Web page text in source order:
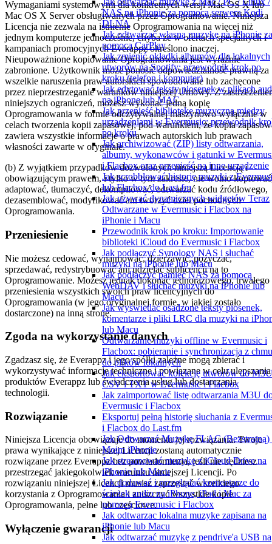
NAS na iPhonie za pomocą serwera Kodi
DLNA
Jak odtwarzać własną muzykę na iPhonie za
pomocą CarPlay
Jak zmienić okładki albumów dla lokalnych
utworów na Spotify: przewodnik krok po
kroku (telefon i komputer)
Jak edytować teksty piosenek w plikach
na iPhone lub MAC
Jak przenieść bibliotekę muzyczną między
urządzeniami w Evermusic: przewodnik
po kroku
Jak archiwizować (ZIP) listy odtwarzania,
albumy, wykonawców i gatunki w
i Flacbox oraz przenieść na inne urządzenie
Jak scrobblować historię muzyki z
lub Flacbox do Last.fm
Jak używać dynamicznych widgetów Teraz
Odtwarzane w Evermusic i Flacbox na
iPhonie i Macu
Przewodnik krok po kroku: Importowanie
biblioteki iCloud do Evermusic i Flacbox
Jak podłączyć Synology NAS i słuchać
muzyki na iPhonie lub Macu
Jak podłączyć pamięć NAS za pomocą
WebDAV i słuchać muzyki na iPhonie lub
Macu
Jak wyświetlać osadzone teksty piosenek,
komentarze i pliki LRC dla muzyki na
lub Macu
Odtwarzanie muzyki offline w Evermusic i
Flacbox: pobieranie i synchronizacja z
do plików lokalnych
Jak eksportować kolekcję utworów do
CSV i TXT w Evermusic i Flacbox
Jak zaimportować listę odtwarzania M3U
Evermusic i Flacbox
Eksportuj pełną historię słuchania z
i Flacbox do Last.fm
Jak Odtwarzać Muzykę FLAC (Bezstratną)
Moim iPhonie
Jak streamować muzykę z iCloud Drive na
iPhonie lub Macu
Jak dodawać i przeglądać komentarze do
ścieżek audio na iPhone, iPad i Mac za
pomocą Evermusic i Flacbox
Jak odtwarzac lokalna muzyke zapisana na
iPhonie lub Macu
Jak odtwarzać muzykę z pendrive'a USB na
Wymaganiami systemowymi dla konkretnych wersji Mac OS X lub
Mac OS X Server obsługiwanych przez Oprogramowanie. Niniejsza
Licencja nie zezwala na istnienie Oprogramowania na więcej niż
jednym komputerze jednocześnie, chyba że w ofertach specjalnych i
kampaniach promocyjnych Everappz określono inaczej.
Nieupoważnione kopiowanie Oprogramowania jest wyraźnie
zabronione. Użytkownik może ponosić odpowiedzialność prawną za
wszelkie naruszenia praw autorskich spowodowane lub zachęcone
przez nieprzestrzeganie warunków niniejszej Umowy. Z
niniejszych ograniczeń, możesz wykonać jedną kopię
Oprogramowania w formie odczytywalnej maszynowo wyłącznie w
celach tworzenia kopii zapasowej; pod warunkiem, że kopia
zawiera wszystkie informacje o prawach autorskich lub prawach
własności zawarte w oryginale.
(b) Z wyjątkiem przypadków dozwolonych niniejszą Licencją i
obowiązującym prawem, i tylko w tym zakresie, nie wolno
adaptować, tłumaczyć, dekompilować, odtwarzać kodu źródłowego,
dezasemblować, modyfikować ani tworzyć dzieł pochodnych
Oprogramowania.
Przeniesienie
Nie możesz cedować, wynajmować, dzierżawić, pożyczać,
sprzedawać, redystrybuować ani udzielać sublicencji na to
Oprogramowanie. Możesz jednak dokonać jednorazowego, trwałego
przeniesienia wszystkich swoich praw licencyjnych do
Oprogramowania (w jego oryginalnej formie, w jakiej zostało
dostarczone) na inną stronę.
Zgoda na wykorzystanie danych
Zgadzasz się, że Everappz i jego spółki zależne mogą zbierać i
wykorzystywać informacje techniczne i powiązane w celu ulepszania
produktów Everappz lub świadczenia usług lub dostarczania
technologii.
Rozwiązanie
Niniejsza Licencja obowiązuje do momentu jej rozwiązania. Twoje
prawa wynikające z niniejszej Licencji zostaną automatycznie
rozwiązane przez Everappz bez powiadomienia, jeśli nie będziesz
przestrzegać jakiegokolwiek warunku niniejszej Licencji. Po
rozwiązaniu niniejszej Licencji musisz zaprzestać wszelkiego
korzystania z Oprogramowania i zniszczyć wszystkie kopie
Oprogramowania, pełne lub częściowe.
Wyłączenie gwarancji